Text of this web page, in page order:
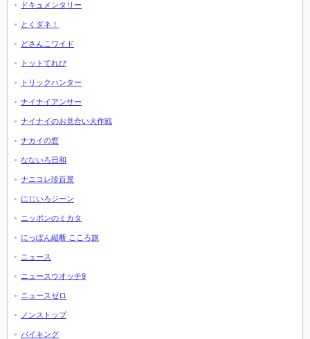
ドキュメンタリー
とくダネ！
どさんこワイド
トットてれび
トリックハンター
ナイナイアンサー
ナイナイのお見合い大作戦
ナカイの窓
なないろ日和
ナニコレ珍百景
にじいろジーン
ニッポンのミカタ
にっぽん縦断 こころ旅
ニュース
ニュースウオッチ9
ニュースゼロ
ノンストップ
バイキング